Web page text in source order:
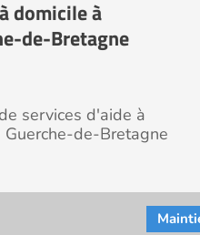
domicile à
de-Bretagne
services d'aide à
de-Bretagne